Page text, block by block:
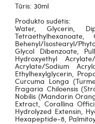
Tūris: 30ml
Produkto sudėtis:
Water, Glycerin,
Behenyl/Isostearyl/
Glycol Dibenzoate,
Hydroxyethyl
Acrylate/Sodium
Ethylhexylglycerin,
Curcuma Longa
Fragaria Chiloensis
Nobilis (Mandarin
Extract, Corallina
Hydrolyzed Extensin,
Hexapeptide-8,